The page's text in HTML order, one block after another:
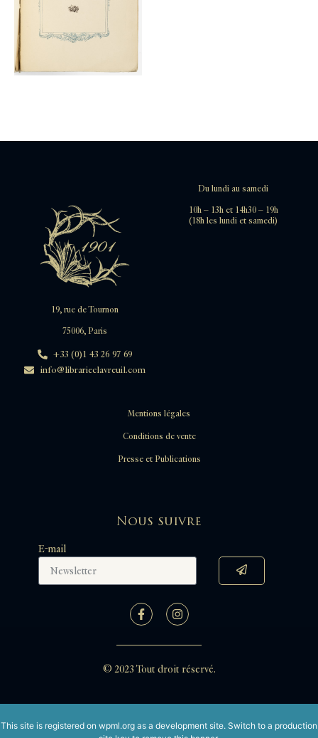
Du lundi au samedi
10h – 13h et 14h30 – 19h
(18h les lundi et samedi)
19, rue de Tournon
75006, Paris
+33 (0)1 43 26 97 69
info@librarieclavreuil.com
Mentions légales
Conditions de vente
Presse et Publications
Nous suivre
E-mail
© 2023 Tout droit réservé.
This site is registered on wpml.org as a development site. Switch to a production